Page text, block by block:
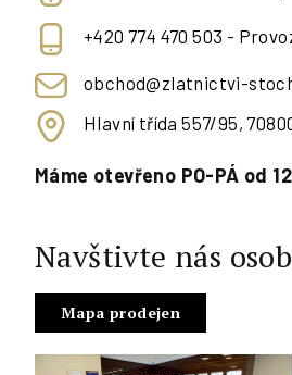
+420 774 470 503 -
obchod@zlatnictvi-
Hlavní třída 557/95,
Máme otevřeno PO-PÁ od
Navštivte nás
Mapa prodejen